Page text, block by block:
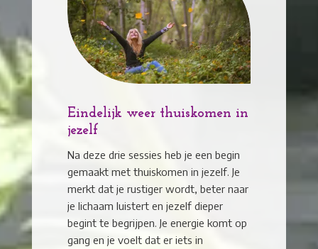
Eindelijk weer thuiskomen in
jezelf
Na deze drie sessies heb je een begin
gemaakt met thuiskomen in jezelf. Je
merkt dat je rustiger wordt, beter naar
je lichaam luistert en jezelf dieper
begint te begrijpen. Je energie komt op
gang en je voelt dat er iets in